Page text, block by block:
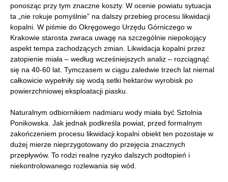
ponosząc przy tym znaczne koszty. W ocenie powiatu sytuacja
ta „nie rokuje pomyślnie” na dalszy przebieg procesu likwidacji
kopalni. W piśmie do Okręgowego Urzędu Górniczego w
Krakowie starosta zwraca uwagę na szczególnie niepokojący
aspekt tempa zachodzących zmian. Likwidacja kopalni przez
zatopienie miała – według wcześniejszych analiz – rozciągnąć
się na 40-60 lat. Tymczasem w ciągu zaledwie trzech lat niemal
całkowicie wypełniły się wodą setki hektarów wyrobisk po
powierzchniowej eksploatacji piasku.
Naturalnym odbiornikiem nadmiaru wody miała być Sztolnia
Ponikowska. Jak jednak podkreśla powiat, przed formalnym
zakończeniem procesu likwidacji kopalni obiekt ten pozostaje w
dużej mierze nieprzygotowany do przejęcia znacznych
przepływów. To rodzi realne ryzyko dalszych podtopień i
niekontrolowanego rozlewania się wód.